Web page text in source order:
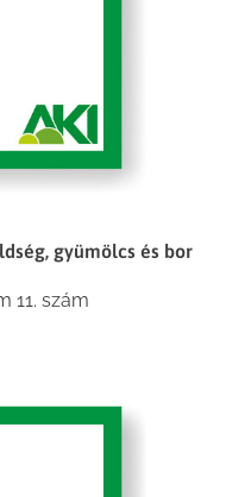
gyümölcs és bor
11. szám